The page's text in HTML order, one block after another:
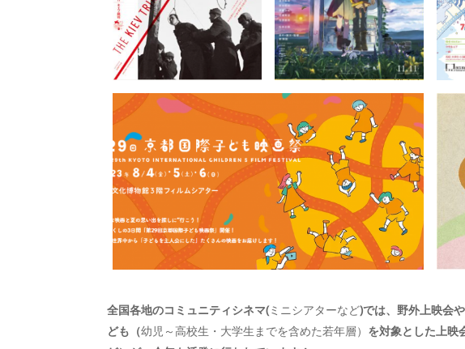
全国各地のコミュニティシネマ(ミニシアターなど)では、野外上映会
ども（幼児～高校生・大学生までを含めた若年層） を対象とした上映